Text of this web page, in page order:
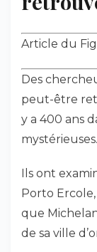
Article du
Des
peut-être
y a 400 ans
mystérieuses.
Ils ont
Porto
que
de sa ville